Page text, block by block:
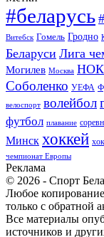
#беларусь
Витебск Гомель Гродно
Беларуси Лига
Могилев Москва НОК
Соболенко УЕФА
велоспорт волейбол
футбол плавание
Минск хоккей
чемпионат Европы
Реклама
© 2026 - Спорт
Любое копирование
только с обратной
Все материалы
источников и